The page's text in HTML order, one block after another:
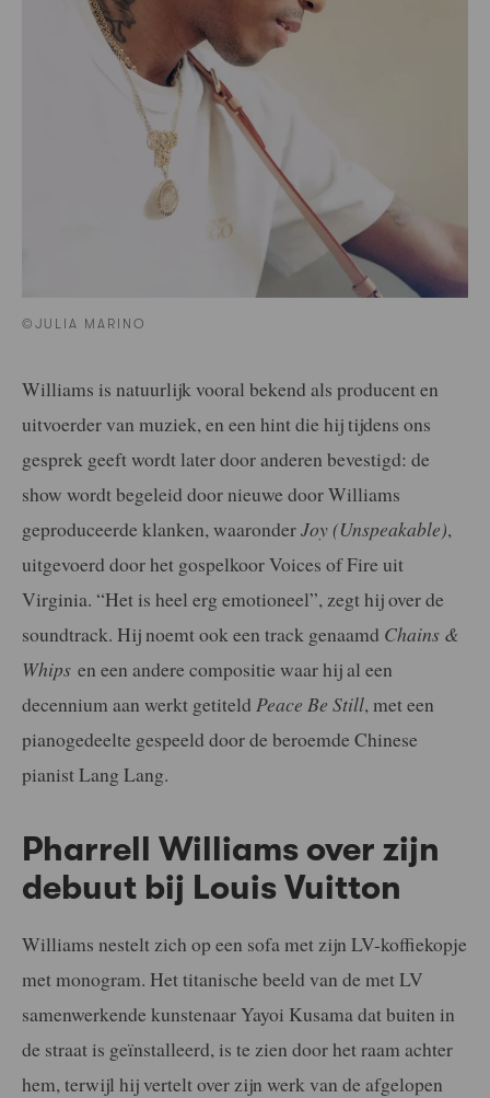
©JULIA MARINO
Williams is natuurlijk vooral bekend als producent en
uitvoerder van muziek, en een hint die hij tijdens ons
gesprek geeft wordt later door anderen bevestigd: de
show wordt begeleid door nieuwe door Williams
geproduceerde klanken, waaronderJoy (Unspeakable),
uitgevoerd door het gospelkoor Voices of Fire uit
Virginia. “Het is heel erg emotioneel”, zegt hij over de
soundtrack. Hij noemt ook een track genaamd Chains &
Whips en een andere compositie waar hij al een
decennium aan werkt getiteld Peace Be Still, met een
pianogedeelte gespeeld door de beroemde Chinese
pianist Lang Lang.
Pharrell Williams over zijn
debuut bij Louis Vuitton
Williams nestelt zich op een sofa met zijn LV-koffiekopje
met monogram. Het titanische beeld van de met LV
samenwerkende kunstenaar Yayoi Kusama dat buiten in
de straat is geïnstalleerd, is te zien door het raam achter
hem, terwijl hij vertelt over zijn werk van de afgelopen